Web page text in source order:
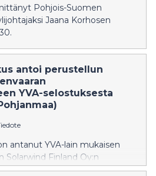
Pohjois-Suomen
Jaana Korhosen
antoi perustellun
YVA-selostuksesta
antanut YVA-lain mukaisen
Solarwind Finland Oy:n